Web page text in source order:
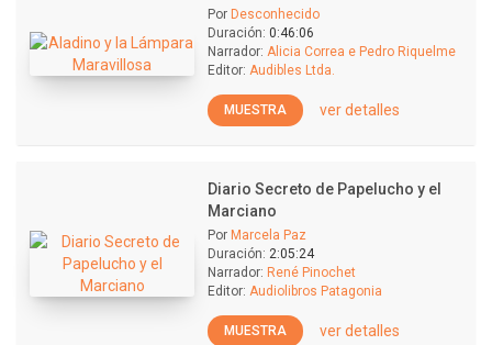
Por Desconhecido
Duración: 0:46:06
Narrador: Alicia Correa e Pedro Riquelme
Editor: Audibles Ltda.
MUESTRA ver detalles
Diario Secreto de Papelucho y el
Marciano
Por Marcela Paz
Duración: 2:05:24
Narrador: René Pinochet
Editor: Audiolibros Patagonia
MUESTRA ver detalles